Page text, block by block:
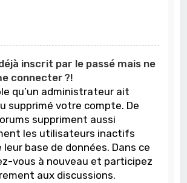
inscrit par le passé mais ne
connecter ?!
qu’un administrateur ait
supprimé votre compte. De
suppriment aussi
les utilisateurs inactifs
leur base de données. Dans ce
vous à nouveau et participez
aux discussions.